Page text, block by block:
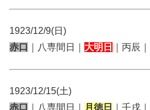
1923/12/9(日)
赤口
｜八専間日｜ 大明日 ｜丙辰
1923/12/15(土)
赤口
｜八専間日｜ 月徳日 ｜壬戌